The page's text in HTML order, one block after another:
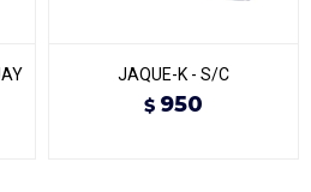
JAQUE-K - S/C
$ 950